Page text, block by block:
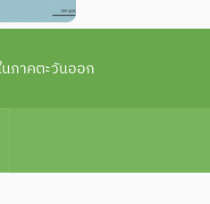
นภาคตะวันออก